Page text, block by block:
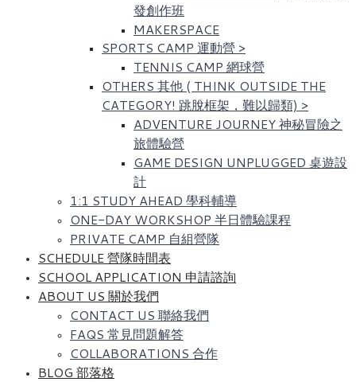
發創作班
MAKERSPACE
SPORTS CAMP 運動營 >
TENNIS CAMP 網球營
OTHERS 其他 ( THINK OUTSIDE THE
CATEGORY! 跳脫框架，難以歸類) >
ADVENTURE JOURNEY 神秘冒險之
旅體驗營
GAME DESIGN UNPLUGGED 桌遊設
計
1:1 STUDY AHEAD 學科輔導
ONE-DAY WORKSHOP 半日體驗課程
PRIVATE CAMP 自組營隊
SCHEDULE 營隊時間表
SCHOOL APPLICATION 申請諮詢
ABOUT US 關於我們
CONTACT US 聯絡我們
FAQS 常見問題解答
COLLABORATIONS 合作
BLOG 部落格